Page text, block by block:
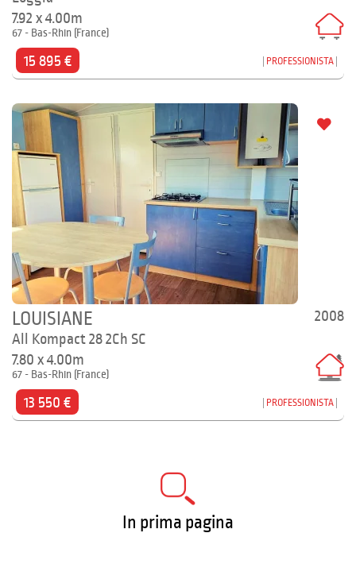
7.92 x 4.00m
67 - Bas-Rhin (France)
15 895 € PROFESSIONISTA
2008
LOUISIANE
All Kompact 28 2Ch SC
7.80 x 4.00m
67 - Bas-Rhin (France)
13 550 € PROFESSIONISTA
In prima pagina